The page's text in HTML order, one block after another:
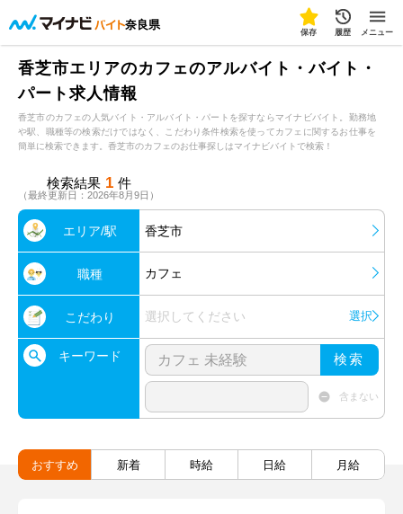
奈良県
保存 履歴 メニュー
香芝市エリアのカフェのアルバイト・バイト・
パート求人情報
香芝市のカフェの人気バイト・アルバイト・パートを探すならマイナビバイト。勤務地
や駅、職種等の検索だけではなく、こだわり条件検索を使ってカフェに関するお仕事を
簡単に検索できます。香芝市のカフェのお仕事探しはマイナビバイトで検索！
検索結果 1 件
（最終更新日：2026年8月9日）
エリア/駅 香芝市
職種 カフェ
こだわり 選択してください 選択
キーワード 検索
含まない
おすすめ 新着 時給 日給 月給